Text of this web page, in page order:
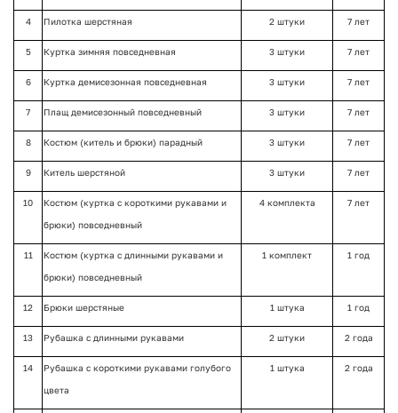
4 Пилотка шерстяная 2 штуки 7 лет
5 Куртка зимняя повседневная 3 штуки 7 лет
6 Куртка демисезонная повседневная 3 штуки 7 лет
7 Плащ демисезонный повседневный 3 штуки 7 лет
8 Костюм (китель и брюки) парадный 3 штуки 7 лет
9 Китель шерстяной 3 штуки 7 лет
10 Костюм (куртка с короткими рукавами и
брюки) повседневный
4 комплекта 7 лет
11 Костюм (куртка с длинными рукавами и
брюки) повседневный
1 комплект 1 год
12 Брюки шерстяные 1 штука 1 год
13 Рубашка с длинными рукавами 2 штуки 2 года
14 Рубашка с короткими рукавами голубого
цвета
1 штука 2 года